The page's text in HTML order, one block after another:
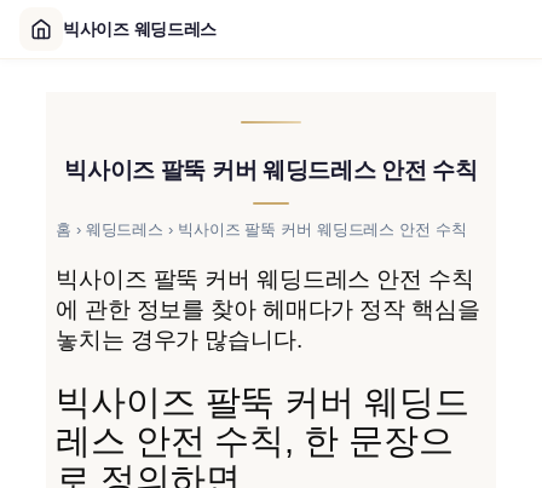
빅사이즈 팔뚝 커버 웨딩드레스 안전 수칙
홈 › 웨딩드레스 › 빅사이즈 팔뚝 커버 웨딩드레스 안전 수칙
빅사이즈 팔뚝 커버 웨딩드레스 안전 수칙
에 관한 정보를 찾아 헤매다가 정작 핵심을
놓치는 경우가 많습니다.
빅사이즈 팔뚝 커버 웨딩드
레스 안전 수칙, 한 문장으
로 정의하면
빅사이즈 웨딩드레스